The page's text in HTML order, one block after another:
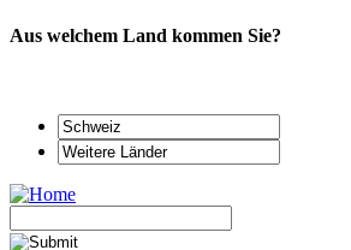
Aus welchem Land kommen Sie?